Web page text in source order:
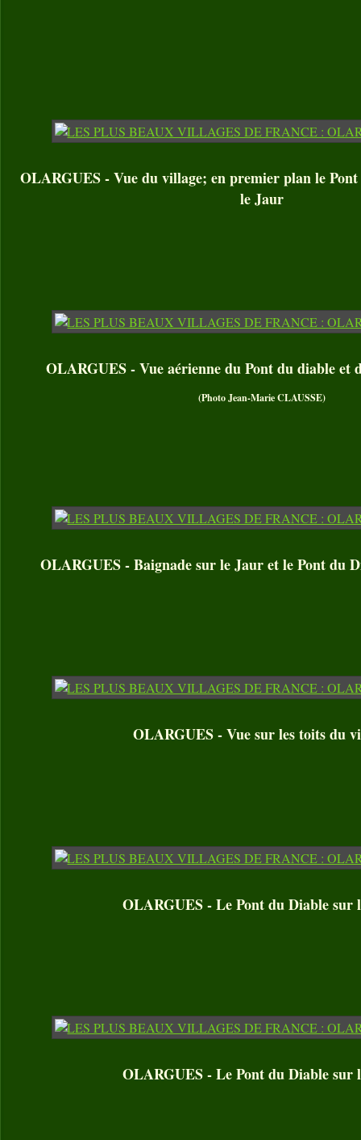
OLARGUES - Vue du village; en premier plan le
le Jaur
OLARGUES - Vue aérienne du Pont du diable et
(Photo Jean-Marie CLAUSSE)
OLARGUES - Baignade sur le Jaur et le Pont du
OLARGUES - Vue sur les toits du
OLARGUES - Le Pont du Diable sur
OLARGUES - Le Pont du Diable sur